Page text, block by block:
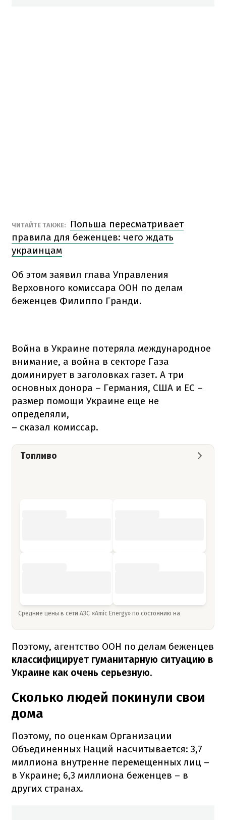
ЧИТАЙТЕ ТАКЖЕ:
Польша пересматривает
правила для беженцев: чего ждать
украинцам
Об этом заявил глава Управления
Верховного комиссара ООН по делам
беженцев Филиппо Гранди.
Война в Украине потеряла международное
внимание, а война в секторе Газа
доминирует в заголовках газет. А три
основных донора – Германия, США и ЕС –
размер помощи Украине еще не
определяли,
– сказал комиссар.
Топливо
Средние цены в сети АЗС «Amic Energy» по состоянию на
Поэтому, агентство ООН по делам беженцев
классифицирует гуманитарную ситуацию в
Украине как очень серьезную.
Сколько людей покинули свои
дома
Поэтому, по оценкам Организации
Объединенных Наций насчитывается: 3,7
миллиона внутренне перемещенных лиц –
в Украине; 6,3 миллиона беженцев – в
других странах.